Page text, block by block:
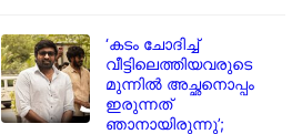
‘കടം ചോദിച്ച്
വീട്ടിലെത്തിയവരുടെ
മുന്നിൽ അച്ഛനൊപ്പം
ഇരുന്നത്
ഞാനായിരുന്നു’;